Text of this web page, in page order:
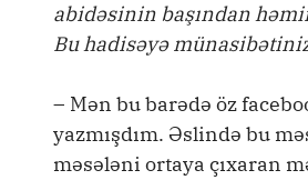
abidəsinin başından
Bu hadisəyə
– Mən bu barədə öz
yazmışdım. Əslində bu
məsələni ortaya çıxaran